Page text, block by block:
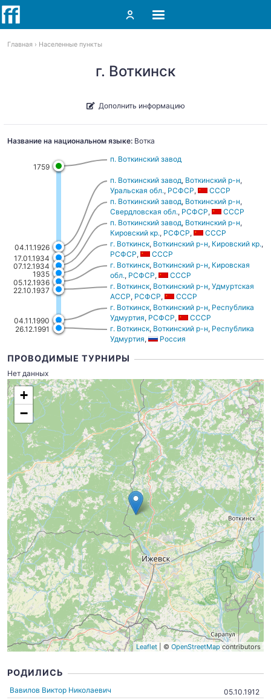
Главная Населенные пункты
г. Воткинск
Дополнить информацию
Название на национальном языке: Вотка
1759
04.11.1926
17.01.1934
07.12.1934
1935
05.12.1936
22.10.1937
04.11.1990
26.12.1991
п. Воткинский завод
п. Воткинский завод, Воткинский р-н,
Уральская обл., РСФСР,
СССР
п. Воткинский завод, Воткинский р-н,
Свердловская обл., РСФСР,
СССР
п. Воткинский завод, Воткинский р-н,
Кировский кр., РСФСР,
СССР
г. Воткинск, Воткинский р-н, Кировский кр.,
РСФСР,
СССР
г. Воткинск, Воткинский р-н, Кировская
обл., РСФСР,
СССР
г. Воткинск, Воткинский р-н, Удмуртская
АССР, РСФСР,
СССР
г. Воткинск, Воткинский р-н, Республика
Удмуртия, РСФСР,
СССР
г. Воткинск, Воткинский р-н, Республика
Удмуртия, Россия
ПРОВОДИМЫЕ ТУРНИРЫ
Нет данных
+
−
Leaflet | © OpenStreetMap contributors
РОДИЛИСЬ
Вавилов Виктор Николаевич
05.10.1912